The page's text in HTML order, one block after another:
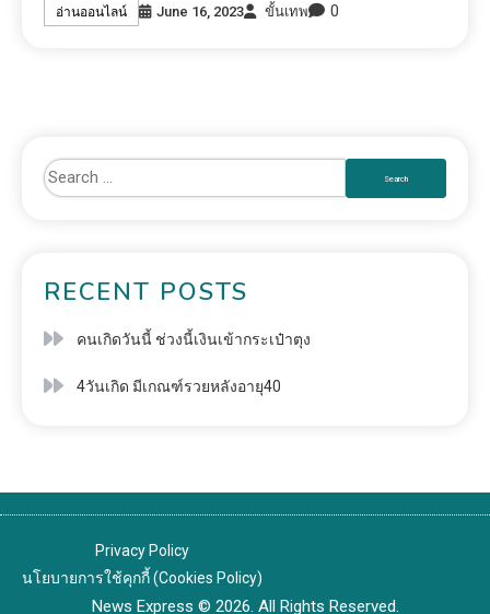
อ่านออนไลน์ June 16, 2023 ขั้นเทพ 0
RECENT POSTS
คนเกิดวันนี้ ช่วงนี้เงินเข้ากระเป๋าตุง
4วันเกิด มีเกณฑ์รวยหลังอายุ40
Privacy Policy
นโยบายการใช้คุกกี้ (Cookies Policy)
News Express © 2026. All Rights Reserved.